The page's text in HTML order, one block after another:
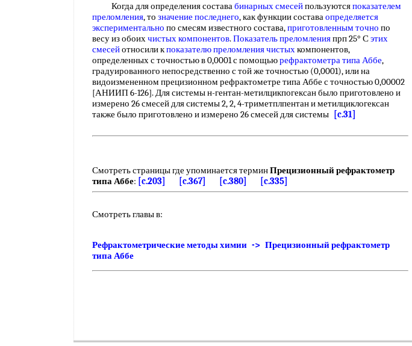
Когда для определения составабинарных смесейпользуютсяпоказателем
преломления, то значение последнего, как функции составаопределяется
экспериментально по смесям известного состава,приготовленным точно по
весу из обоихчистых компонентов.Показатель преломленияпрп 25° Сэтих
смесейотносили кпоказателю преломления чистыхкомпонентов,
определенных с точностью в 0,0001 с помощьюрефрактометра типа Аббе,
градуированного непосредственно с той же точностью (0,0001), или на
видоизмененном прецизионном рефрактометре типа Аббе с точностью 0,00002
[АНИИП 6-126]. Для системы н-гентан-метилцикпогексан было приготовлено и
измерено 26 смесей для системы 2, 2, 4-триметплпентан и метилциклогексан
также было приготовлено и измерено 26 смесей для системы
[c.31]
Смотреть страницы где упоминается терминПрецизионный рефрактометр
типа Аббе: [c.203] [c.367] [c.380] [c.335]
Смотреть главы в:
Рефрактометрические методы химии -> Прецизионный рефрактометр
типа Аббе